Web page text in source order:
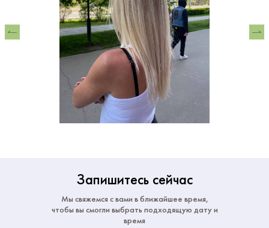
Запишитесь сейчас
Мы свяжемся с вами в ближайшее время,
чтобы вы смогли выбрать подходящую дату и
время